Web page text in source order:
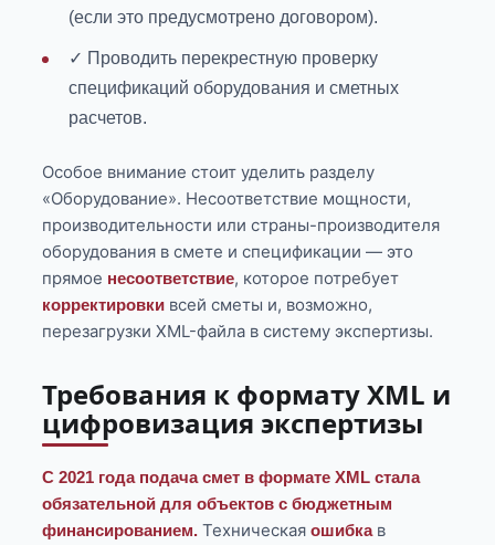
(если это предусмотрено договором).
✓ Проводить перекрестную проверку
спецификаций оборудования и сметных
расчетов.
Особое внимание стоит уделить разделу
«Оборудование». Несоответствие мощности,
производительности или страны-производителя
оборудования в смете и спецификации — это
прямое несоответствие, которое потребует
корректировки всей сметы и, возможно,
перезагрузки XML-файла в систему экспертизы.
Требования к формату XML и
цифровизация экспертизы
С 2021 года подача смет в формате XML стала
обязательной для объектов с бюджетным
финансированием. Техническаяошибкав